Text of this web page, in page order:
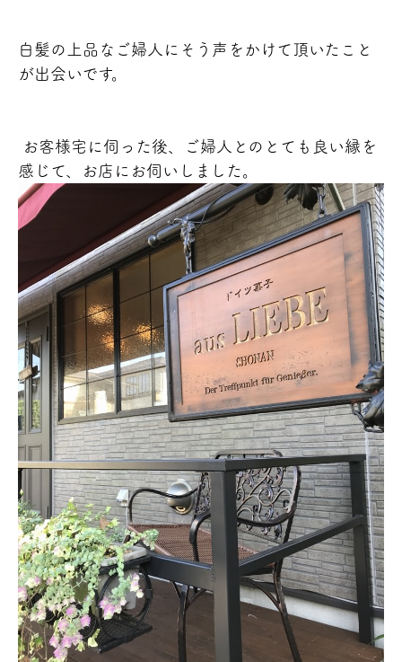
白髪の上品なご婦人にそう声をかけて頂いたこと
が出会いです。
お客様宅に伺った後、ご婦人とのとても良い縁を
感じて、お店にお伺いしました。